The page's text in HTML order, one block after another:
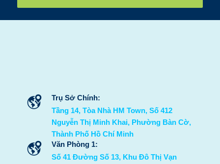
Trụ Sở Chính:
Tầng 14, Tòa Nhà HM Town, Số 412
Nguyễn Thị Minh Khai, Phường Bàn Cờ,
Thành Phố Hồ Chí Minh
Văn Phòng 1:
Số 41 Đường Số 13, Khu Đô Thị Vạn